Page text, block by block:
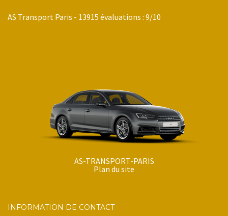
AS Transport Paris - 13915 évaluations : 9/10
AS-TRANSPORT-PARIS
Plan du site
INFORMATION DE CONTACT